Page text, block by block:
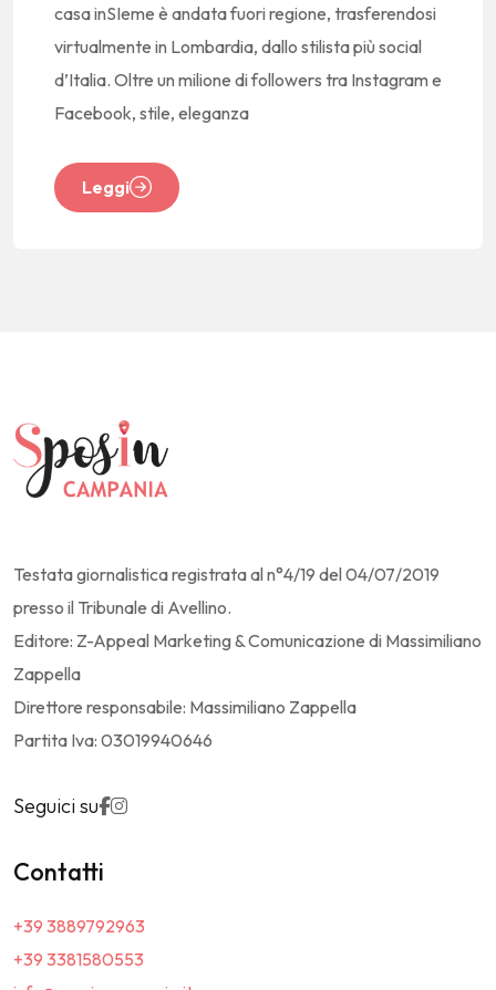
casa inSIeme è andata fuori regione, trasferendosi
virtualmente in Lombardia, dallo stilista più social
d’Italia. Oltre un milione di followers tra Instagram e
Facebook, stile, eleganza
Leggi
Testata giornalistica registrata al n°4/19 del 04/07/2019
presso il Tribunale di Avellino.
Editore: Z-Appeal Marketing & Comunicazione di Massimiliano
Zappella
Direttore responsabile: Massimiliano Zappella
Partita Iva: 03019940646
Seguici su
Contatti
+39 3889792963
+39 3381580553